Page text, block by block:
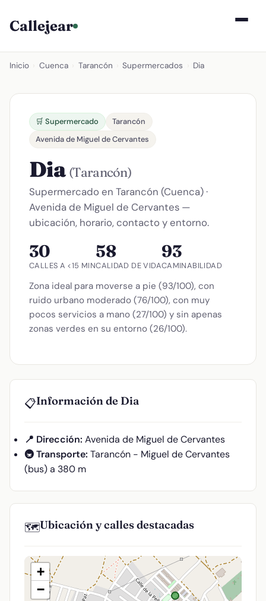
Callejear
Inicio Cuenca Tarancón Supermercados Dia
🛒 Supermercado
Tarancón
Avenida de Miguel de Cervantes
Dia (Tarancón)
Supermercado en Tarancón (Cuenca) ·
Avenida de Miguel de Cervantes —
ubicación, horario, contacto y entorno.
30
CALLES A <15 MIN
58
CALIDAD DE VIDA
93
CAMINABILIDAD
Zona ideal para moverse a pie (93/100), con
ruido urbano moderado (76/100), con muy
pocos servicios a mano (27/100) y sin apenas
zonas verdes en su entorno (26/100).
📋Información de Dia
📍 Dirección: Avenida de Miguel de Cervantes
🚇 Transporte: Tarancón - Miguel de Cervantes
(bus) a 380 m
🗺️Ubicación y calles destacadas
+
−